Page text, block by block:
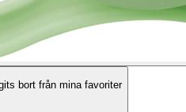
bort från mina favoriter